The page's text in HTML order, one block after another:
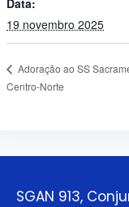
19 novembro 2025
Adoração ao SS
Centro-Norte
SGAN 913,